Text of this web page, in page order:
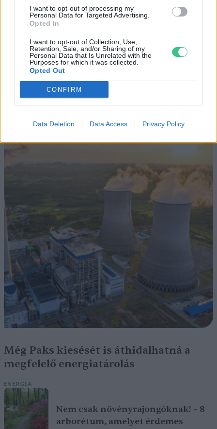
I want to opt-out of processing my
Personal Data for Targeted Advertising.
Opted In
I want to opt-out of Collection, Use,
Retention, Sale, and/or Sharing of my
Personal Data that Is Unrelated with the
Purposes for which it was collected.
Opted Out
CONFIRM
Data Deletion Data Access Privacy Policy
Történelmi aszály sújtja Nagy-
Britanniát is
Elképesztő felvétel mutatja meg,
mekkora a különbség az áradó és a
kiszáradó Duna között
Még Paks kiesését is áthidalhatná a
megfelelő energiatárolás
ENERGIA
Nem csak növényrajongóknak! – 8
arborétum, amelyet érdemes